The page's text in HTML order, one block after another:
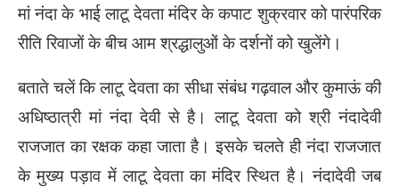
मां नंदा के भाई लाटू देवता मंदिर के कपाट शुक्रवार को पारंपरिक
रीति रिवाजों के बीच आम श्रद्धालुओं के दर्शनों को खुलेंगे।
बताते चलें कि लाटू देवता का सीधा संबंध गढ़वाल और कुमाऊं की
अधिष्ठात्री मां नंदा देवी से है। लाटू देवता को श्री नंदादेवी
राजजात का रक्षक कहा जाता है। इसके चलते ही नंदा राजजात
के मुख्य पड़ाव में लाटू देवता का मंदिर स्थित है। नंदादेवी जब